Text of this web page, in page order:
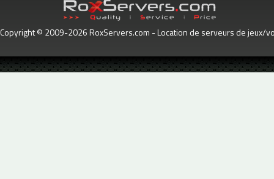
Copyright © 2009-2026 RoxServers.com - Location de serveurs de jeux/